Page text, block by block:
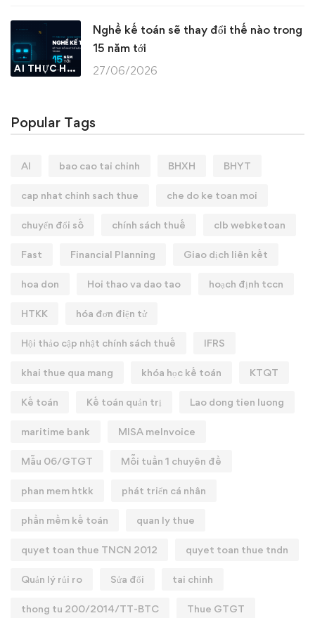
AI THỰC HÀNH
Nghề kế toán sẽ thay đổi thế nào trong
15 năm tới
27/06/2026
Popular Tags
AI bao cao tai chinh BHXH BHYT
cap nhat chinh sach thue che do ke toan moi
chuyển đổi số chính sách thuế clb webketoan
Fast Financial Planning Giao dịch liên kết
hoa don Hoi thao va dao tao hoạch định tccn
HTKK hóa đơn điện tử
Hội thảo cập nhật chính sách thuế IFRS
khai thue qua mang khóa học kế toán KTQT
Kế toán Kế toán quản trị Lao dong tien luong
maritime bank MISA meInvoice
Mẫu 06/GTGT Mỗi tuần 1 chuyên đề
phan mem htkk phát triển cá nhân
phần mềm kế toán quan ly thue
quyet toan thue TNCN 2012 quyet toan thue tndn
Quản lý rủi ro Sửa đổi tai chinh
thong tu 200/2014/TT-BTC Thue GTGT